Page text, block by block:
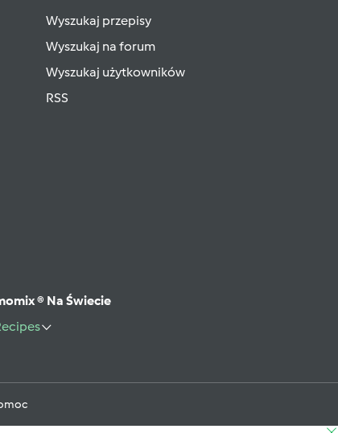
Wyszukaj przepisy
Wyszukaj na forum
Wyszukaj użytkowników
RSS
® Na Świecie